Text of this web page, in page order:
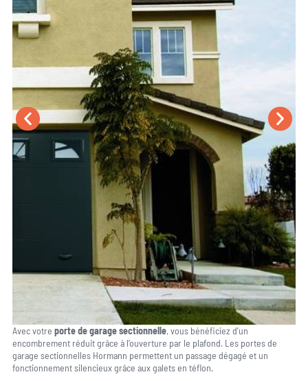
Avec votre porte de garage sectionnelle, vous bénéficiez d’un
encombrement réduit grâce à l’ouverture par le plafond. Les portes de
garage sectionnelles Hormann permettent un passage dégagé et un
fonctionnement silencieux grâce aux galets en téflon.